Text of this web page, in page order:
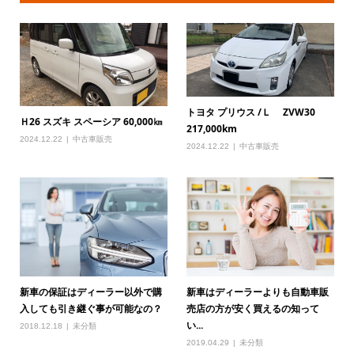
Ｈ26 スズキ スペーシア 60,000㎞
2024.12.22 中古車販売
トヨタ プリウス /Ｌ ZVW30
217,000km
2024.12.22 中古車販売
新車の保証はディーラー以外で購
入しても引き継ぐ事が可能なの？
2018.12.18 未分類
新車はディーラーよりも自動車販
売店の方が安く買えるの知って
い...
2019.04.29 未分類